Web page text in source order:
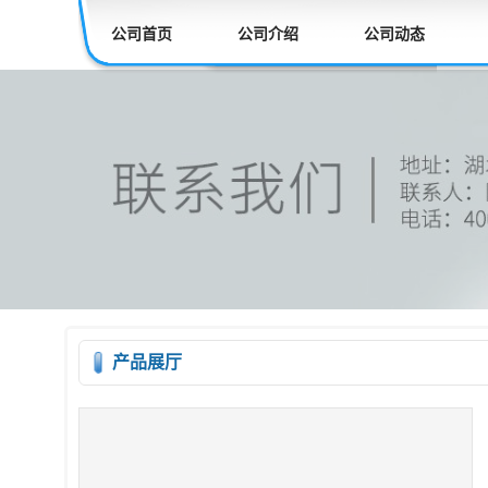
公司首页 公司介绍 公司动态
产品展厅